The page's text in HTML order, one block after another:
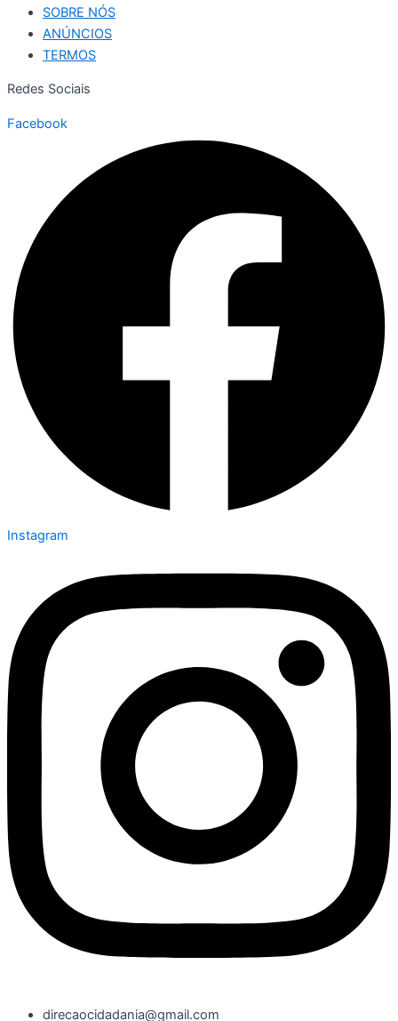
SOBRE NÓS
ANÚNCIOS
TERMOS
Redes Sociais
Facebook
Instagram
direcaocidadania@gmail.com